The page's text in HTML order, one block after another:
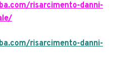
risarcimento-danni-
risarcimento-danni-